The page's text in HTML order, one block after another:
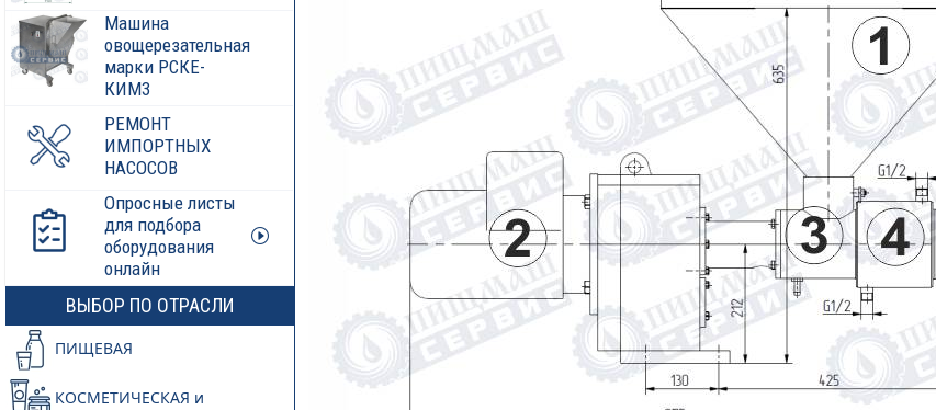
Машина
овощерезательная
марки РСКЕ-
КИМ3
РЕМОНТ
ИМПОРТНЫХ
НАСОСОВ
Опросные листы
для подбора
оборудования
онлайн
ВЫБОР ПО ОТРАСЛИ
ПИЩЕВАЯ
КОСМЕТИЧЕСКАЯ и